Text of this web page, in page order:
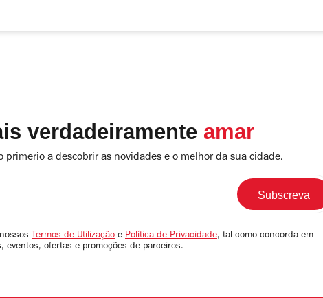
verdadeiramente amar
primerio a descobrir as novidades e o melhor da sua cidade.
Termos de Utilização e Política de Privacidade, tal como concorda em
eventos, ofertas e promoções de parceiros.